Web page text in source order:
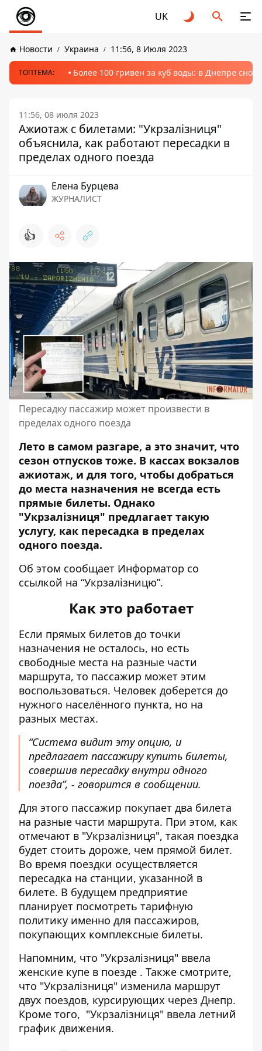
UK
Новости Украина 11:56, 8 Июля 2023
ТОПТЕМА: Более 100 гривен за куб воды: в Днепре
11:56, 08 июля 2023
Ажиотаж с билетами: "Укрзалізниця"
объяснила, как работают пересадки в
пределах одного поезда
Елена Бурцева
ЖУРНАЛИСТ
👍
Пересадку пассажир может произвести в
пределах одного поезда
Лето в самом разгаре, а это значит, что
сезон отпусков тоже. В кассах вокзалов
ажиотаж, и для того, чтобы добраться
до места назначения не всегда есть
прямые билеты. Однако
"Укрзалізниця" предлагает такую ​​
услугу, как пересадка в пределах
одного поезда.
Об этом сообщает Информатор со
ссылкой на “Укрзалізницю”.
Как это работает
Если прямых билетов до точки
назначения не осталось, но есть
свободные места на разные части
маршрута, то пассажир может этим
воспользоваться. Человек доберется до
нужного населённого пункта, но на
разных местах.
“Система видит эту опцию, и
предлагает пассажиру купить билеты,
совершив пересадку внутри одного
поезда”, - говорится в сообщении.
Для этого пассажир покупает два билета
на разные части маршрута. При этом, как
отмечают в "Укрзалізниця", такая поездка
будет стоить дороже, чем прямой билет.
Во время поездки осуществляется
пересадка на станции, указанной в
билете. В будущем предприятие
планирует посмотреть тарифную
политику именно для пассажиров,
покупающих комплексные билеты.
Напомним, что "Укрзалізниця" ввела
женские купе в поезде . Также смотрите,
что "Укрзалізниця" изменила маршрут
двух поездов, курсирующих через Днепр.
Кроме того, "Укрзалізниця" ввела летний
график движения.